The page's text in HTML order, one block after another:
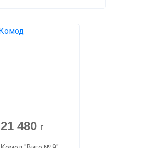
21 480 г